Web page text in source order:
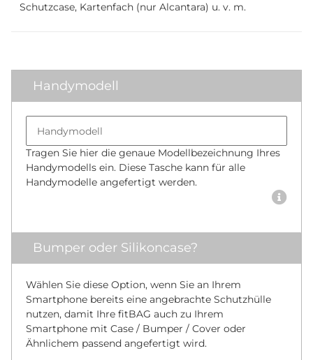
Schutzcase, Kartenfach (nur Alcantara) u. v. m.
Handymodell
Tragen Sie hier die genaue Modellbezeichnung Ihres
Handymodells ein. Diese Tasche kann für alle
Handymodelle angefertigt werden.
Bumper oder Silikoncase?
Wählen Sie diese Option, wenn Sie an Ihrem
Smartphone bereits eine angebrachte Schutzhülle
nutzen, damit Ihre fitBAG auch zu Ihrem
Smartphone mit Case / Bumper / Cover oder
Ähnlichem passend angefertigt wird.